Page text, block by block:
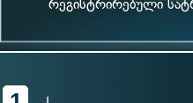
რეგისტრირებული